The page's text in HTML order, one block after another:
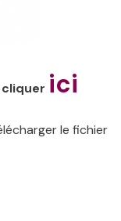
ici
le fichier